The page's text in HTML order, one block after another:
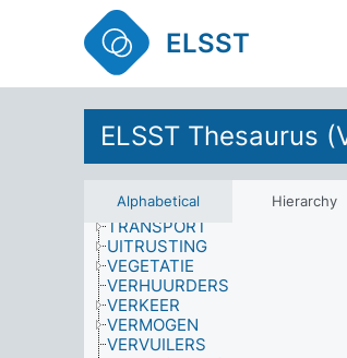
ELSST
ELSST Thesaurus
Alphabetical Hierarchy
STAATSCONTROLE
STRAFBLAD
STRUCTURELE ELEMENTEN
STUDENTEN
SYMPTOMEN
TAAL
TECHNISCHE
TEKORTEN
TERREINEN
TIJD
TRANSPORT
UITRUSTING
VEGETATIE
VERHUURDERS
VERKEER
VERMOGEN
VERVUILERS